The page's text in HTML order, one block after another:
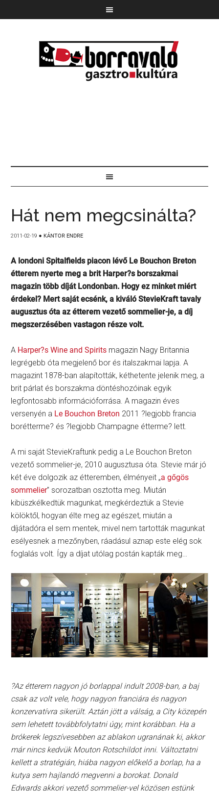
Hát nem megcsinálta?
2011-02-19 ● KÁNTOR ENDRE
A londoni Spitalfields piacon lévő Le Bouchon Breton
étterem nyerte meg a brit Harper?s borszakmai
magazin több díját Londonban. Hogy ez minket miért
érdekel? Mert saját ecsénk, a kiváló StevieKraft tavaly
augusztus óta az étterem vezető sommelier-je, a díj
megszerzésében vastagon része volt.
A Harper?s Wine and Spirits magazin Nagy Britannia
legrégebb óta megjelenő bor és italszakmai lapja. A
magazint 1878-ban alapították, kéthetente jelenik meg, a
brit párlat és borszakma döntéshozóinak egyik
legfontosabb információforrása. A magazin éves
versenyén a Le Bouchon Breton 2011 ?legjobb francia
borétterme? és ?legjobb Champagne étterme? lett.
A mi saját StevieKraftunk pedig a Le Bouchon Breton
vezető sommelier-je, 2010 augusztusa óta. Stevie már jó
két éve dolgozik az étteremben, élményeit „a gőgös
sommelier” sorozatban osztotta meg. Miután
kibüszkélkedtük magunkat, megkérdeztük a Stevie
kölöktől, hogyan élte meg az egészet, miután a
díjátadóra el sem mentek, mivel nem tartották magunkat
esélyesnek a mezőnyben, ráadásul aznap este elég sok
foglalás volt. Így a díjat utólag postán kapták meg…
?Az étterem nagyon jó borlappal indult 2008-ban, a baj
csak az volt vele, hogy nagyon franciára és nagyon
konzervatívra sikerült. Aztán jött a válság, a City közepén
sem lehetett továbbfolytatni úgy, mint korábban. Ha a
brókerek legszívesebben az ablakon ugranának ki, akkor
már nincs kedvük Mouton Rotschildot inni. Változtatni
kellett a stratégián, hiába nagyon előkelő a borlap, ha a
kutya sem hajlandó megvenni a borokat. Donald
Edwards akkori vezető sommelier-vel közösen estünk